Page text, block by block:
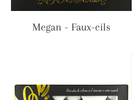
Megan - Faux-cils